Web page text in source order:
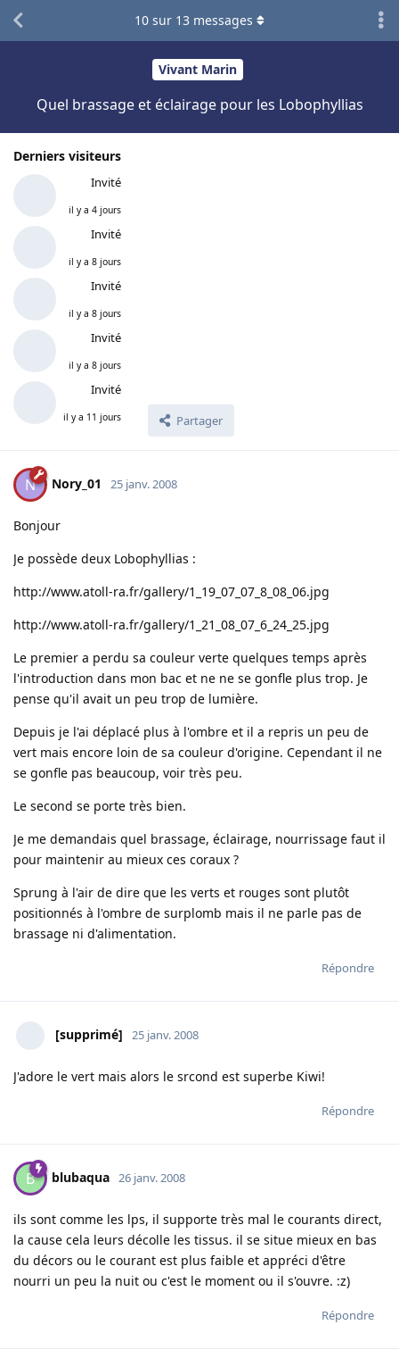
Vivant Marin
Quel brassage et éclairage pour les Lobophyllias
Derniers visiteurs
Invité
il y a 4 jours
Invité
il y a 8 jours
Invité
il y a 8 jours
Invité
il y a 8 jours
Invité
il y a 11 jours Partager
10 sur 13 messages
N Nory_01 25 janv. 2008
Bonjour
Je possède deux Lobophyllias :
http://www.atoll-ra.fr/gallery/1_19_07_07_8_08_06.jpg
http://www.atoll-ra.fr/gallery/1_21_08_07_6_24_25.jpg
Le premier a perdu sa couleur verte quelques temps après
l'introduction dans mon bac et ne ne se gonfle plus trop. Je
pense qu'il avait un peu trop de lumière.
Depuis je l'ai déplacé plus à l'ombre et il a repris un peu de
vert mais encore loin de sa couleur d'origine. Cependant il ne
se gonfle pas beaucoup, voir très peu.
Le second se porte très bien.
Je me demandais quel brassage, éclairage, nourrissage faut il
pour maintenir au mieux ces coraux ?
Sprung à l'air de dire que les verts et rouges sont plutôt
positionnés à l'ombre de surplomb mais il ne parle pas de
brassage ni d'alimentation.
Répondre
[supprimé] 25 janv. 2008
J'adore le vert mais alors le srcond est superbe Kiwi!
Répondre
B blubaqua 26 janv. 2008
ils sont comme les lps, il supporte très mal le courants direct,
la cause cela leurs décolle les tissus. il se situe mieux en bas
du décors ou le courant est plus faible et appréci d'être
nourri un peu la nuit ou c'est le moment ou il s'ouvre. :z)
Répondre